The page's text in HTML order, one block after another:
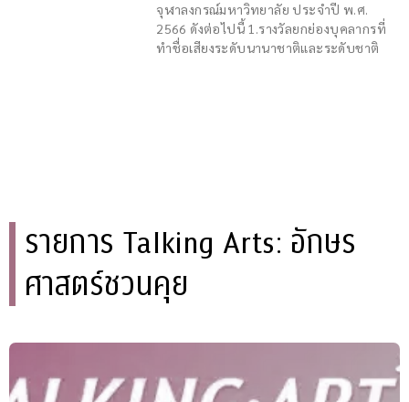
จุฬาลงกรณ์มหาวิทยาลัย ประจำปี พ.ศ.
2566 ดังต่อไปนี้ 1.รางวัลยกย่องบุคลากรที่
ทำชื่อเสียงระดับนานาชาติและระดับชาติ
รายการ Talking Arts: อักษร
ศาสตร์ชวนคุย